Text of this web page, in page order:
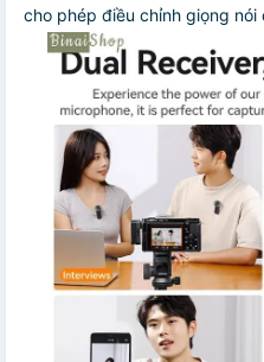
cho phép điều chỉnh giọng